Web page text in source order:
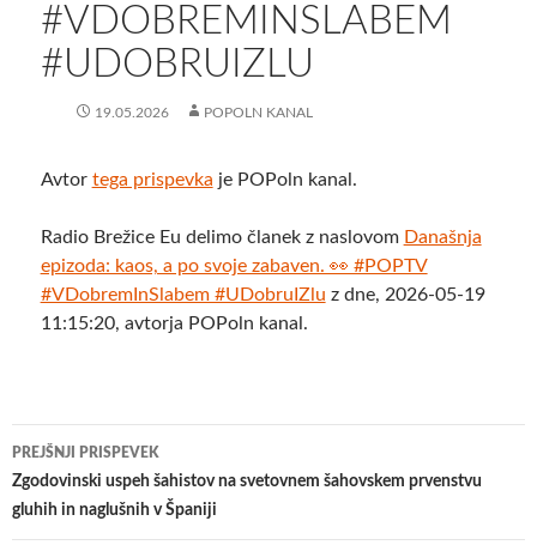
#VDOBREMINSLABEM
#UDOBRUIZLU
19.05.2026 POPOLN KANAL
Avtor tega prispevka je POPoln kanal.
Radio Brežice Eu delimo članek z naslovom Današnja
epizoda: kaos, a po svoje zabaven. 👀 #POPTV
#VDobremInSlabem #UDobruIZlu z dne, 2026-05-19
11:15:20, avtorja POPoln kanal.
Krmarjenje
po
prispevkih
PREJŠNJI PRISPEVEK
Zgodovinski uspeh šahistov na svetovnem šahovskem prvenstvu
gluhih in naglušnih v Španiji